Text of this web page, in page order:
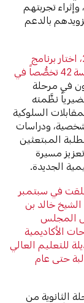
تجربتهم
بالدعم
الدفعة الأولى للعام الدراسي 2022-2023، اختار برنامج
خطوة 441 مرشَّحاً (361 طالباً و80 طالبة)، لدراسة 42 تخصُّصاً في
في مرحلة
نظَّمته
السلوكية
ودراسات
واستفاد 80% من الطلبة المبتعثين
مسيرة
الجديدة.
في سبتمبر
خالد بن
المجلس
الأكاديمية
للتعليم العالي
طالب وطالبة حتى عام
الثانوية من